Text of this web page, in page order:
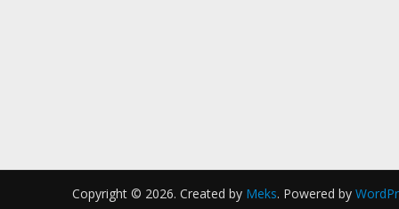
Copyright © 2026. Created by Meks. Powered by